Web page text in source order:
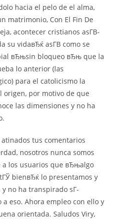
hacia el pelo de el alma,
matrimonio, Con El Fin De
acontecer cristianos asГ­В­
su vidaвЂќ asГ­В­ como se
вЂњsin bloqueo вЂњ que la
lo anterior (las
para el catolicismo la
origen, por motivo de que
las dimensiones y no ha
tus comentarios
nosotros nunca somos
a los usuarios que вЂњalgo
bienвЂќ lo presentamos y
y no ha transpirado sГ­
eso. Ahora empleo con ello y
orientada. Saludos Viry,